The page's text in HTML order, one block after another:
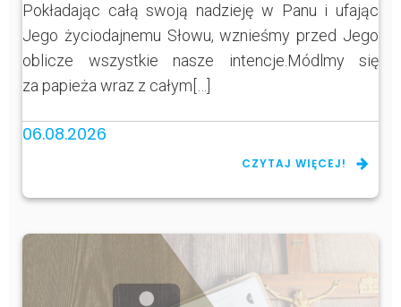
Pokładając całą swoją nadzieję w Panu i ufając
Jego życiodajnemu Słowu, wznieśmy przed Jego
oblicze wszystkie nasze intencje.Módlmy się
za papieża wraz z całym[…]
06.08.2026
CZYTAJ WIĘCEJ!